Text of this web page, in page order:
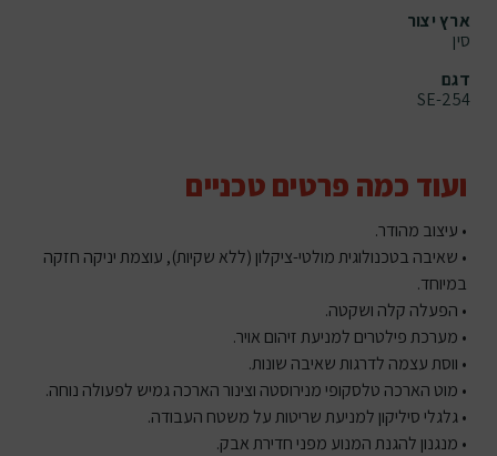
ארץ יצור
סין
דגם
SE-254
ועוד כמה פרטים טכניים
• עיצוב מהודר.
• שאיבה בטכנולוגית מולטי-ציקלון (ללא שקיות), עוצמת יניקה חזקה
במיוחד.
• הפעלה קלה ושקטה.
• מערכת פילטרים למניעת זיהום אויר.
• ווסת עצמה לדרגות שאיבה שונות.
• מוט הארכה טלסקופי מנירוסטה וצינור הארכה גמיש לפעולה נוחה.
• גלגלי סיליקון למניעת שריטות על משטח העבודה.
• מנגנון להגנת המנוע מפני חדירת אבק.